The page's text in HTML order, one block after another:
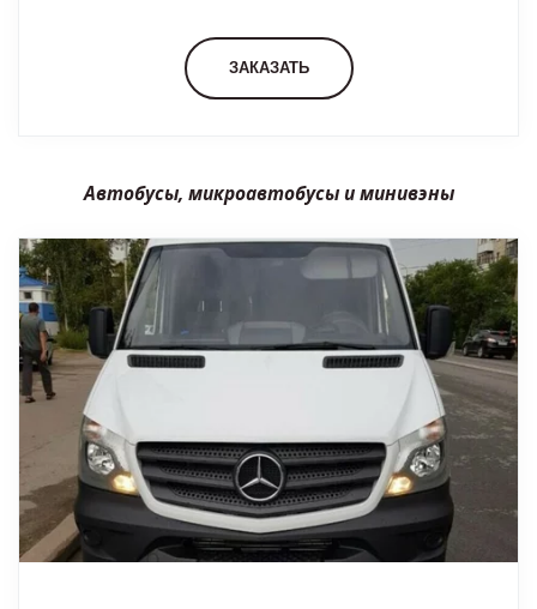
ЗАКАЗАТЬ
Автобусы, микроавтобусы и минивэны